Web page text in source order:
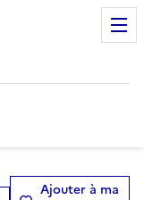
Ajouter à ma